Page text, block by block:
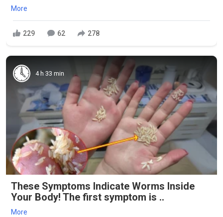
More
229 62 278
4 h 33 min
These Symptoms Indicate Worms Inside
Your Body! The first symptom is ..
More